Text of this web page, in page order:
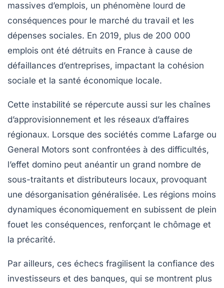
massives d’emplois, un phénomène lourd de
conséquences pour le marché du travail et les
dépenses sociales. En 2019, plus de 200 000
emplois ont été détruits en France à cause de
défaillances d’entreprises, impactant la cohésion
sociale et la santé économique locale.
Cette instabilité se répercute aussi sur les chaînes
d’approvisionnement et les réseaux d’affaires
régionaux. Lorsque des sociétés comme Lafarge ou
General Motors sont confrontées à des difficultés,
l’effet domino peut anéantir un grand nombre de
sous-traitants et distributeurs locaux, provoquant
une désorganisation généralisée. Les régions moins
dynamiques économiquement en subissent de plein
fouet les conséquences, renforçant le chômage et
la précarité.
Par ailleurs, ces échecs fragilisent la confiance des
investisseurs et des banques, qui se montrent plus